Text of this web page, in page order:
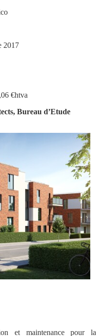
2017
€htva
Bureau d’Etude
et maintenance pour la